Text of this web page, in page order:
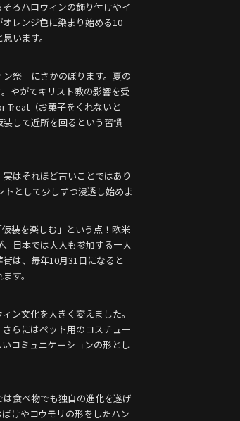
ろハロウィンの飾り付けやイ
レンジ色に染まり始める10
います。
祭」にさかのぼります。夏の
やがてキリスト教の影響を受
Treat（お菓子をくれないと
して近所を回るという習慣
はそれほど古いことではあり
として少しずつ浸透し始めま
装を楽しむ」という点！欧米
日本では大人も参加する一大
は、毎年10月31日になると
す。
ン文化を大きく変えました。
らにはペット用のコスチュー
コミュニケーションの形とし
食べ物でも独自の進化を遂げ
けやコウモリの形をしたハン